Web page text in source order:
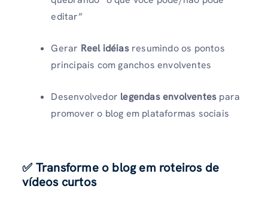
editar”
Gerar Reel idéiasresumindo os pontos
principais com ganchos envolventes
Desenvolvedor legendas envolventes para
promover o blog em plataformas sociais
✅ Transforme o blog em roteiros de
vídeos curtos